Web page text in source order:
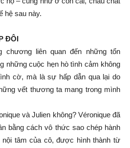
hệ sau này.
ĐÔI
chương liên quan đến những tổn
những cuộc hẹn hò tình cảm không
cờ, mà là sự hấp dẫn qua lại do
vết thương ta mang trong mình
và Julien không? Véronique đã
bằng cách vô thức sao chép hành
tâm của cô, được hình thành từ